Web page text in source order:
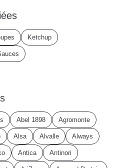
Ketchup
Abel 1898 Agromonte
Alsa Alvalle Always
Antica Antinori